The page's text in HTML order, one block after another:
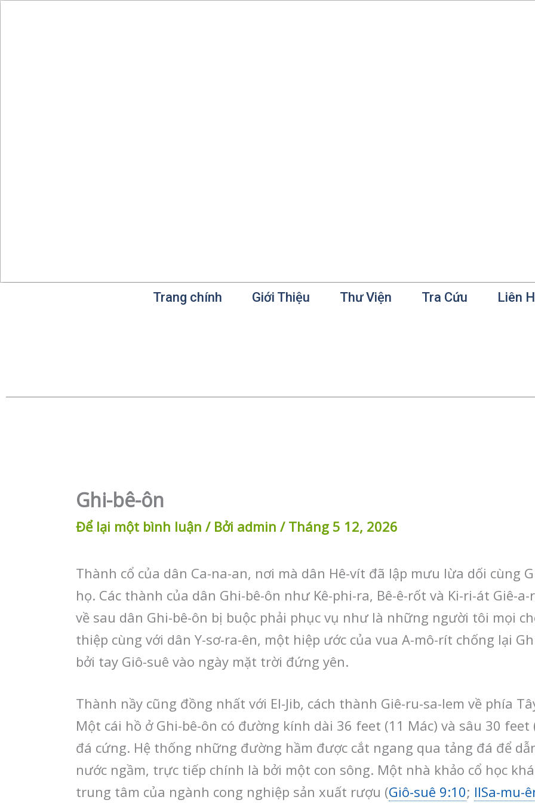
Trang chính Giới Thiệu Thư Viện Tra Cứu Liên
Ghi-bê-ôn
Để lại một bình luận / Bởi admin / Tháng 5 12, 2026
Thành cổ của dân Ca-na-an, nơi mà dân Hê-vít đã lập mưu lừa dối cùng
họ. Các thành của dân Ghi-bê-ôn như Kê-phi-ra, Bê-ê-rốt và Ki-ri-át Giê-
về sau dân Ghi-bê-ôn bị buộc phải phục vụ như là những người tôi mọi
thiệp cùng với dân Y-sơ-ra-ên, một hiệp ước của vua A-mô-rít chống lại
bởi tay Giô-suê vào ngày mặt trời đứng yên.
Thành nầy cũng đồng nhất với El-Jib, cách thành Giê-ru-sa-lem về phía
Một cái hồ ở Ghi-bê-ôn có đường kính dài 36 feet (11 Mác) và sâu 30
đá cứng. Hệ thống những đường hầm được cắt ngang qua tảng đá để
nước ngầm, trực tiếp chính là bởi một con sông. Một nhà khảo cổ học
trung tâm của ngành cong nghiệp sản xuất rượu (Giô-suê 9:10; IISa-mu-